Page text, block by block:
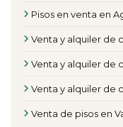
Pisos en venta en
Venta y alquiler de
Venta y alquiler de
Venta y alquiler de
Venta de pisos en